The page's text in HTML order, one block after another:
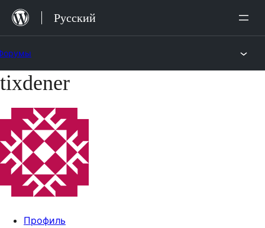
Перейти
Русский
Перейти
содержимому
tixdener
Профиль